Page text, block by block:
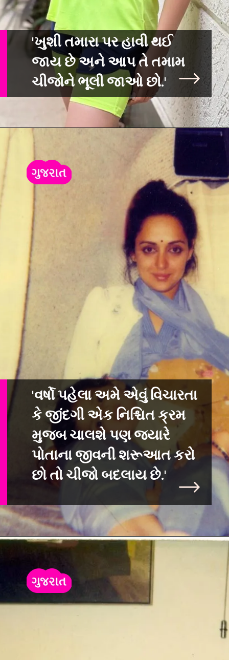
'ખુશી તમારા પર હાવી થઈ
જાય છે અને આપ તે તમામ
'વર્ષો પહેલા અમે એવું વિચારતા
કે જીંદગી એક નિશ્ચિત ક્રમ
મુજબ ચાલશે પણ જ્યારે
પોતાના જીવની શરૂઆત કરો
છો તો ચીજો બદલાય છે.'